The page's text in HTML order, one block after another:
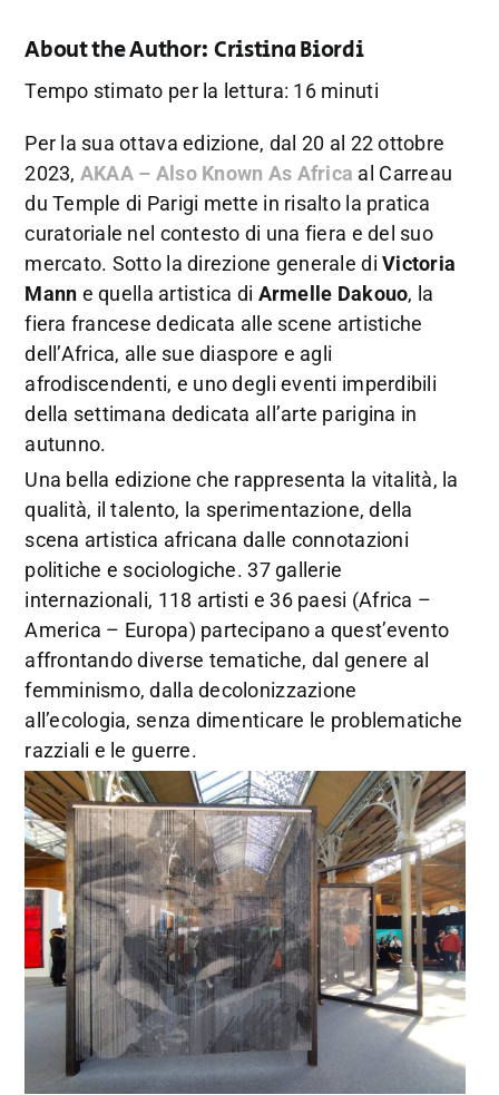
About the Author: Cristina Biordi
Tempo stimato per la lettura: 16 minuti
Per la sua ottava edizione, dal 20 al 22 ottobre
2023, AKAA – Also Known As Africa al Carreau
du Temple di Parigi mette in risalto la pratica
curatoriale nel contesto di una fiera e del suo
mercato. Sotto la direzione generale diVictoria
Mann e quella artistica di Armelle Dakouo, la
fiera francese dedicata alle scene artistiche
dell’Africa, alle sue diaspore e agli
afrodiscendenti, e uno degli eventi imperdibili
della settimana dedicata all’arte parigina in
autunno.
Una bella edizione che rappresenta la vitalità, la
qualità, il talento, la sperimentazione, della
scena artistica africana dalle connotazioni
politiche e sociologiche. 37 gallerie
internazionali, 118 artisti e 36 paesi (Africa –
America – Europa) partecipano a quest’evento
affrontando diverse tematiche, dal genere al
femminismo, dalla decolonizzazione
all’ecologia, senza dimenticare le problematiche
razziali e le guerre.